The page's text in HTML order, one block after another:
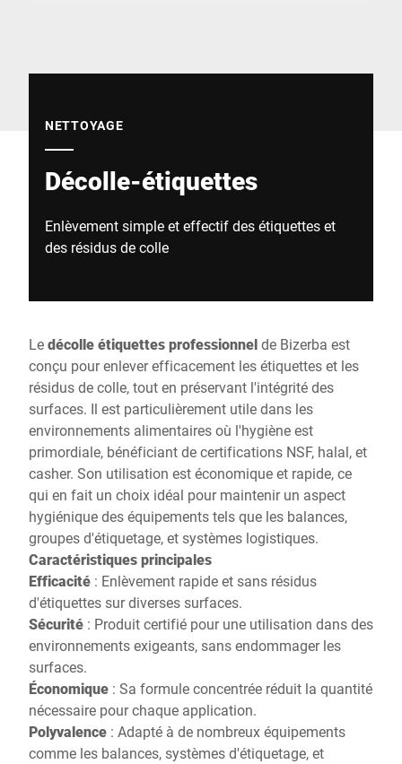
NETTOYAGE
Décolle-étiquettes
Enlèvement simple et effectif des étiquettes et
des résidus de colle
Ledécolle étiquettes professionnelde Bizerba est
conçu pour enlever efficacement les étiquettes et les
résidus de colle, tout en préservant l'intégrité des
surfaces. Il est particulièrement utile dans les
environnements alimentaires où l'hygiène est
primordiale, bénéficiant de certifications NSF, halal, et
casher. Son utilisation est économique et rapide, ce
qui en fait un choix idéal pour maintenir un aspect
hygiénique des équipements tels que les balances,
groupes d'étiquetage, et systèmes logistiques.
Caractéristiques principales
Efficacité : Enlèvement rapide et sans résidus
d'étiquettes sur diverses surfaces.
Sécurité : Produit certifié pour une utilisation dans des
environnements exigeants, sans endommager les
surfaces.
Économique : Sa formule concentrée réduit la quantité
nécessaire pour chaque application.
Polyvalence : Adapté à de nombreux équipements
comme les balances, systèmes d'étiquetage, et